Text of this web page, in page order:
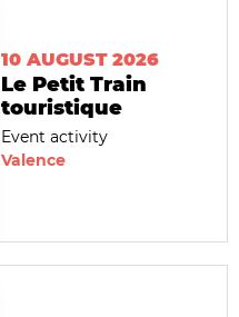
10 AUGUST 2026
Le Petit Train
touristique
Event activity
Valence